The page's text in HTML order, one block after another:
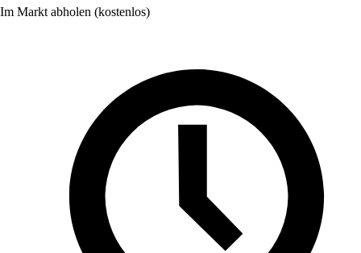
Im Markt abholen (kostenlos)